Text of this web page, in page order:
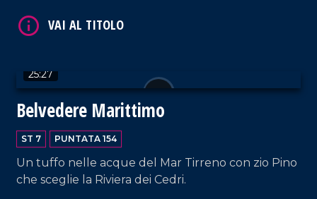
25:27
Belvedere Marittimo
ST 7 PUNTATA 154
Un tuffo nelle acque del Mar Tirreno con zio Pino
che sceglie la Riviera dei Cedri.